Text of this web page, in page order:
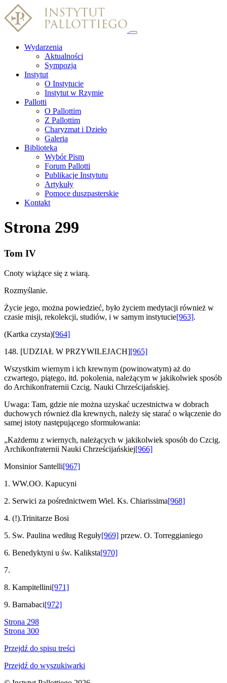
Wydarzenia
Aktualności
Sympozja
Instytut
O Instytucie
Instytut w Rzymie
Pallotti
O Pallottim
Z Pallottim
Charyzmat i Dzieło
Galeria
Biblioteka
Wybór Pism
Forum Pallotti
Publikacje Instytutu
Artykuły
Pomoce duszpasterskie
Kontakt
Strona 299
Tom IV
Cnoty wiążące się z wiarą.
Rozmyślanie.
Życie jego, można powiedzieć, było życiem medytacji również w
czasie misji, rekolekcji, studiów, i w samym instytucie[963].
(Kartka czysta)[964]
148. [UDZIAŁ W PRZYWILEJACH][965]
Wszystkim wiernym i ich krewnym (powinowatym) aż do
czwartego, piątego, itd. pokolenia, należącym w jakikolwiek sposób
do Archikonfraternii Czcig. Nauki Chrześcijańskiej.
Uwaga: Tam, gdzie nie można uzyskać uczestnictwa w dobrach
duchowych również dla krewnych, należy się starać o włączenie do
samej istoty następującego sformułowania:
„Każdemu z wiernych, należących w jakikolwiek sposób do Czcig.
Archikonfraternii Nauki Chrześcijańskiej[966]
Monsinior Santelli[967]
1. WW.OO. Kapucyni
2. Serwici za pośrednictwem Wiel. Ks. Chiarissima[968]
4. (!).Trinitarze Bosi
5. Sw. Paulina według Reguły[969] przew. O. Torreggianiego
6. Benedyktyni u św. Kaliksta[970]
7.
8. Kampitellini[971]
9. Barnabaci[972]
Strona 298
Strona 300
Przejdź do spisu treści
Przejdź do wyszukiwarki